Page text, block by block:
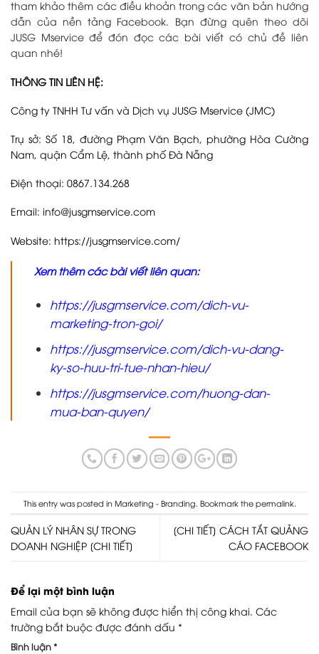
tham khảo thêm các điều khoản trong các văn bản hướng
dẫn của nền tảng Facebook. Bạn đừng quên theo dõi
JUSG Mservice để đón đọc các bài viết có chủ đề liên
quan nhé!
THÔNG TIN LIÊN HỆ:
Công ty TNHH Tư vấn và Dịch vụ JUSG Mservice (JMC)
Trụ sở: Số 18, đường Phạm Văn Bạch, phường Hòa Cường
Nam, quận Cẩm Lệ, thành phố Đà Nẵng
Điện thoại: 0867.134.268
Email: info@jusgmservice.com
Website: https://jusgmservice.com/
Xem thêm các bài viết liên quan:
https://jusgmservice.com/dich-vu-
marketing-tron-goi/
https://jusgmservice.com/dich-vu-dang-
ky-so-huu-tri-tue-nhan-hieu/
https://jusgmservice.com/huong-dan-
mua-ban-quyen/
This entry was posted in Marketing - Branding . Bookmark the permalink
QUẢN LÝ NHÂN SỰ TRONG
DOANH NGHIỆP [CHI TIẾT]
[CHI TIẾT] CÁCH TẮT QUẢNG
CÁO FACEBOOK
Để lại một bình luận
Email của bạn sẽ không được hiển thị công khai. Các
trường bắt buộc được đánh dấu *
Bình luận *